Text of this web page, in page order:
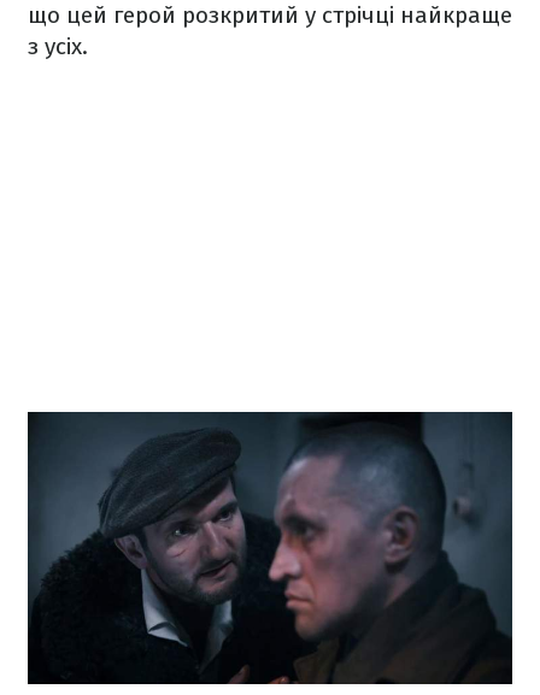
що цей герой розкритий у стрічці найкраще
з усіх.